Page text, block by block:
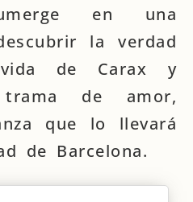
en una
la verdad
de Carax y
de amor,
que lo llevará
de Barcelona.